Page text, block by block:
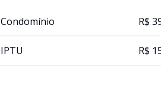
Condomínio R$
IPTU R$